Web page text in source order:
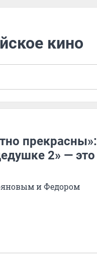
кино
прекрасны»:
2» — это
и Федором